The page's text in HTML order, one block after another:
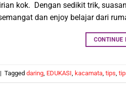
kok. Dengan sedikit trik,
dan enjoy belajar dari
CONTINUE
| Tagged daring EDUKASI kacamata tips